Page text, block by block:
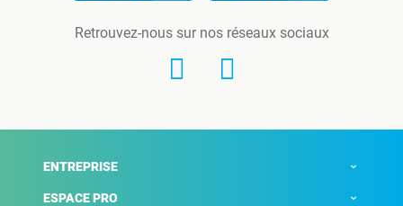
Retrouvez-nous sur nos réseaux sociaux
ENTREPRISE
ESPACE PRO